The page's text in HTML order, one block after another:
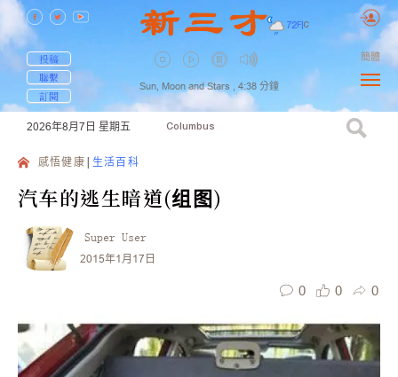
72F| C
投稿
聯繫
訂閱
Sun, Moon and Stars , 4:38 分鐘
簡體
2026年8月7日 星期五 Columbus
感悟健康 生活百科
汽车的逃生暗道(组图)
Super User
2015年1月17日
0 0 0